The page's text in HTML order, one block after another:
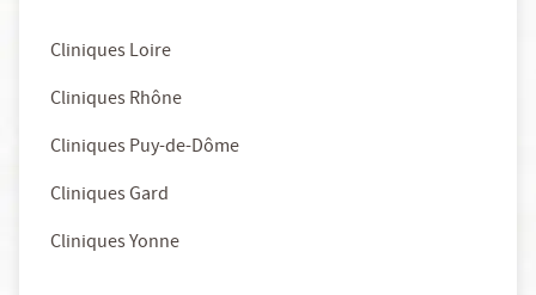
Cliniques Loire
Cliniques Rhône
Cliniques Puy-de-Dôme
Cliniques Gard
Cliniques Yonne